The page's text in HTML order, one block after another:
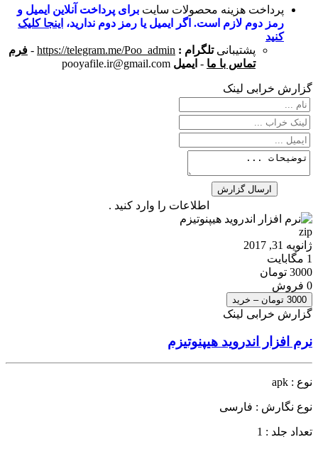
پرداخت هزینه محصولات سایت برای پرداخت آنلاین ایمیل و
رمز دوم لازم است. اگر ایمیل یا رمز دوم ندارید، اینجا کلیک
کنید
پشتیبانی تلگرام : https://telegram.me/Poo_admin
- فرم
تماس با ما - ایمیل pooyafile.ir@gmail.com
گزارش خرابی لینک
اطلاعات را وارد کنید .
zip
ژانویه 31, 2017
1 مگابایت
3000 تومان
0 فروش
3000 تومان – خرید
گزارش خرابی لینک
نرم افزار اندروید هیپنوتیزم
نوع : apk
نوع نگارش : فارسی
تعداد جلد : 1